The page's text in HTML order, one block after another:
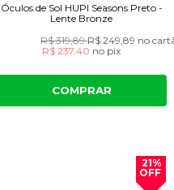
Óculos de Sol HUPI Seasons Preto -
Lente Bronze
R$ 319,89R$ 249,89 no
R$ 237,40 no pix
COMPRAR
21%
OFF